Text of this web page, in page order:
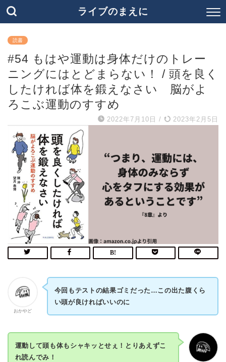
ライブのまえに
読書
#54 もはや運動は身体だけのトレー
ニングにはとどまらない！ / 頭を良く
したければ体を鍛えなさい 脳がよ
ろこぶ運動のすすめ
2022年7月10日 / 2023年2月5日
おかやど
今回もテストの結果ゴミだった…この出た腹くら
い頭が良ければいいのに
運動して頭も体もシャキッとせぇ！とりあえずこ
れ読んでみ！